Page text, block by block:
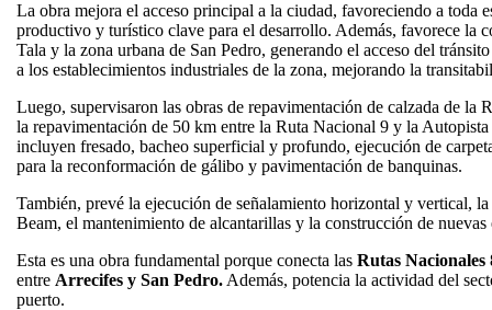
La obra mejora el acceso principal a la ciudad, favoreciendo a toda
productivo y turístico clave para el desarrollo. Además, favorece la
Tala y la zona urbana de San Pedro, generando el acceso del
a los establecimientos industriales de la zona, mejorando la
Luego, supervisaron las obras de repavimentación de calzada de la
la repavimentación de 50 km entre la Ruta Nacional 9 y la
incluyen fresado, bacheo superficial y profundo, ejecución de
para la reconformación de gálibo y pavimentación de banquinas.
También, prevé la ejecución de señalamiento horizontal y vertical,
Beam, el mantenimiento de alcantarillas y la construcción de nuevas
Esta es una obra fundamental porque conecta las Rutas Nacionales
entre Arrecifes y San Pedro. Además, potencia la actividad del
puerto.